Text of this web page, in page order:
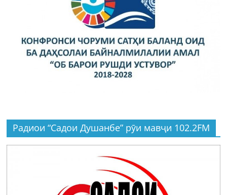
Радиои “Садои Душанбе” рӯи мавҷи 102.2FM